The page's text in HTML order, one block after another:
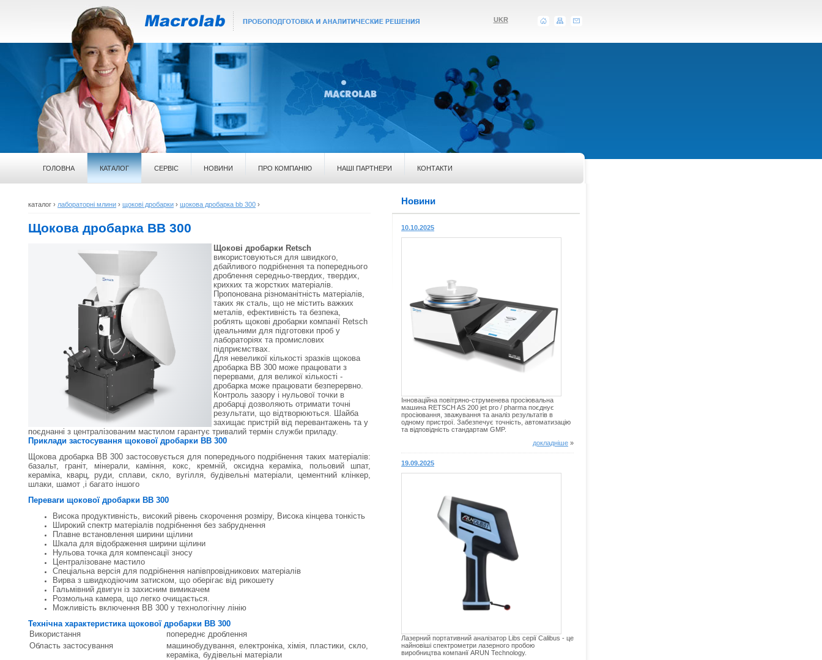
UKR
ГОЛОВНА КАТАЛОГ СЕРВІС НОВИНИ ПРО КОМПАНІЮ НАШІ ПАРТНЕРИ КОНТАКТИ
каталог › лабораторні млини › щокові дробарки › щокова дробарка bb 300 ›
Щокова дробарка BB 300
Щокові дробарки Retsch
використовуються для швидкого,
дбайливого подрібнення та попереднього
дроблення середньо-твердих, твердих,
крихких та жорстких матеріалів.
Пропонована різноманітність матеріалів,
таких як сталь, що не містить важких
металів, ефективність та безпека,
роблять щокові дробарки компанії Retsch
ідеальними для підготовки проб у
лабораторіях та промислових
підприємствах.
Для невеликої кількості зразків щокова
дробарка ВВ 300 може працювати з
перервами, для великої кількості -
дробарка може працювати безперервно.
Контроль зазору і нульової точки в
дробарці дозволяють отримати точні
результати, що відтворюються. Шайба
захищає пристрій від перевантажень та у
поєднанні з централізованим мастилом гарантує тривалий термін служби приладу.
Приклади застосування щокової дробарки ВВ 300
Щокова дробарка ВВ 300 застосовується для попереднього подрібнення таких матеріалів:
базальт, граніт, мінерали, каміння, кокс, кремній, оксидна кераміка, польовий шпат,
кераміка, кварц, руди, сплави, скло, вугілля, будівельні матеріали, цементний клінкер,
шлаки, шамот ,і багато іншого
Переваги щокової дробарки ВВ 300
Висока продуктивність, високий рівень скорочення розміру, Висока кінцева тонкість
Широкий спектр матеріалів подрібнення без забруднення
Плавне встановлення ширини щілини
Шкала для відображення ширини щілини
Нульова точка для компенсації зносу
Централізоване мастило
Спеціальна версія для подрібнення напівпровідникових матеріалів
Вирва з швидкодіючим затиском, що оберігає від рикошету
Гальмівний двигун із захисним вимикачем
Розмольна камера, що легко очищається.
Можливість включення ВВ 300 у технологічну лінію
Технічна характеристика щокової дробарки ВВ 300
Використання
попереднє дроблення
Область застосування
машинобудування, електроніка, хімія, пластики, скло,
кераміка, будівельні матеріали
Новини
10.10.2025
Інноваційна повітряно-струменева просіювальна
машина RETSCH AS 200 jet pro / pharma поєднує
просіювання, зважування та аналіз результатів в
одному пристрої. Забезпечує точність, автоматизацію
та відповідність стандартам GMP.
докладніше »
19.09.2025
Лазерний портативний аналізатор Libs серії Calibus - це
найновіші спектрометри лазерного пробою
виробництва компанії ARUN Technology.